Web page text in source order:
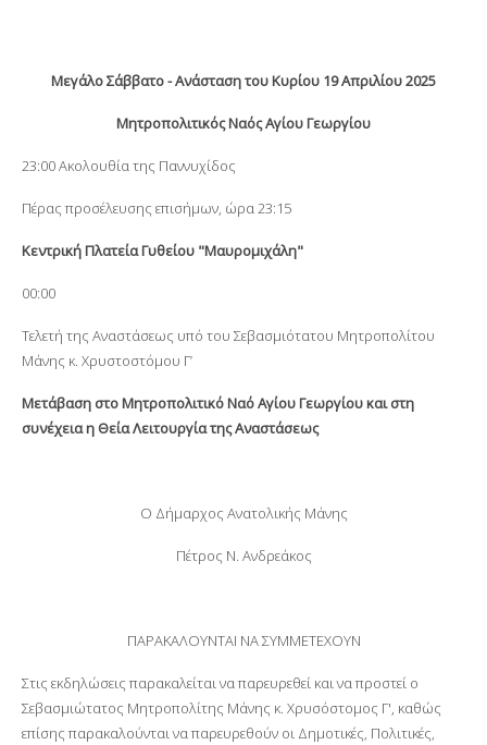
Μεγάλο Σάββατο - Ανάσταση του Κυρίου 19 Απριλίου 2025
Μητροπολιτικός Ναός Αγίου Γεωργίου
23:00 Ακολουθία της Παννυχίδος
Πέρας προσέλευσης επισήμων, ώρα 23:15
Κεντρική Πλατεία Γυθείου "Μαυρομιχάλη"
00:00
Τελετή της Αναστάσεως υπό του Σεβασμιότατου Μητροπολίτου
Μάνης κ. Χρυστοστόμου Γ’
Μετάβαση στο Μητροπολιτικό Ναό Αγίου Γεωργίου και στη
συνέχεια η Θεία Λειτουργία της Αναστάσεως
Ο Δήμαρχος Ανατολικής Μάνης
Πέτρος Ν. Ανδρεάκος
ΠΑΡΑΚΑΛΟΥΝΤΑΙ ΝΑ ΣΥΜΜΕΤΕΧΟΥΝ
Στις εκδηλώσεις παρακαλείται να παρευρεθεί και να προστεί ο
Σεβασμιώτατος Μητροπολίτης Μάνης κ. Χρυσόστομος Γ', καθώς
επίσης παρακαλούνται να παρευρεθούν οι Δημοτικές, Πολιτικές,